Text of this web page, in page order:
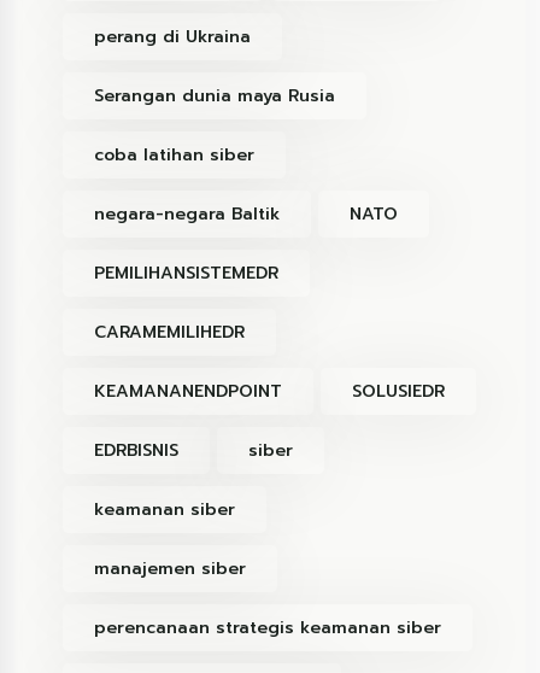
perang di Ukraina
Serangan dunia maya Rusia
coba latihan siber
negara-negara Baltik NATO
PEMILIHANSISTEMEDR
CARAMEMILIHEDR
KEAMANANENDPOINT SOLUSIEDR
EDRBISNIS siber
keamanan siber
manajemen siber
perencanaan strategis keamanan siber